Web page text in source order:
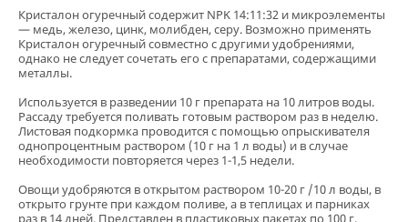
Кристалон огуречный содержит NPK 14:11:32 и микроэлементы
— медь, железо, цинк, молибден, серу. Возможно применять
Кристалон огуречный совместно с другими удобрениями,
однако не следует сочетать его с препаратами, содержащими
металлы.
Используется в разведении 10 г препарата на 10 литров воды.
Рассаду требуется поливать готовым раствором раз в неделю.
Листовая подкормка проводится с помощью опрыскивателя
однопроцентным раствором (10 г на 1 л воды) и в случае
необходимости повторяется через 1-1,5 недели.
Овощи удобряются в открытом раствором 10-20 г /10 л воды, в
открыто грунте при каждом поливе, а в теплицах и парниках
раз в 14 дней. Представлен в пластиковых пакетах по 100 г.